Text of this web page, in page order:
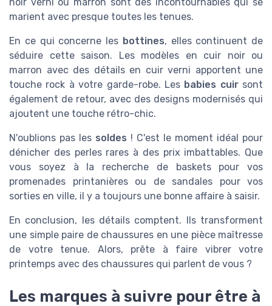
marient avec presque toutes les tenues.
En ce qui concerne les bottines, elles continuent de
séduire cette saison. Les modèles en cuir noir ou
marron avec des détails en cuir verni apportent une
touche rock à votre garde-robe. Les babies cuirsont
également de retour, avec des designs modernisés qui
ajoutent une touche rétro-chic.
N'oublions pas les soldes ! C'est le moment idéal pour
dénicher des perles rares à des prix imbattables. Que
vous soyez à la recherche de baskets pour vos
promenades printanières ou de sandales pour vos
sorties en ville, il y a toujours une bonne affaire à saisir.
En conclusion, les détails comptent. Ils transforment
une simple paire de chaussures en une pièce maîtresse
de votre tenue. Alors, prête à faire vibrer votre
printemps avec des chaussures qui parlent de vous ?
Les marques à suivre pour être à